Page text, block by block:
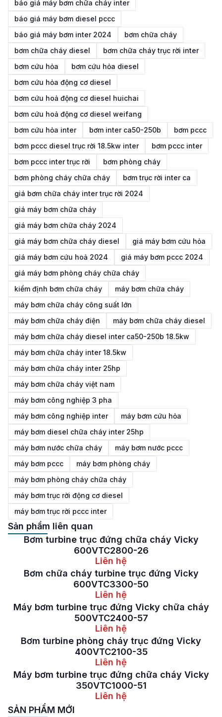
báo giá máy bơm chữa cháy inter
báo giá máy bơm diesel pccc
báo giá máy bơm inter 2024
bơm chữa cháy
bơm chữa cháy diesel
bơm chữa cháy trục rời inter
bơm cứu hỏa
bơm cứu hỏa diesel
bơm cứu hỏa động cơ diesel
bơm cứu hoả động cơ diesel huichai
bơm cứu hoả động cơ diesel weifang
bơm cứu hỏa inter
bơm inter ca50-250b
bơm pccc
bơm pccc diesel trục rời 18.5kw inter
bơm pccc inter
bơm pccc inter trục rời
bơm phòng cháy
bơm phòng cháy chữa cháy
bơm trục rời inter ca
giá bơm chữa cháy inter trục rời 2024
giá máy bơm chữa cháy
giá máy bơm chữa cháy 2024
giá máy bơm chữa cháy diesel
giá máy bơm cứu hỏa
giá máy bơm cứu hoả 2024
giá máy bơm pccc 2024
giá máy bơm phòng cháy chữa cháy
kiểm định bơm chữa cháy
máy bơm chữa cháy
máy bơm chữa cháy công suất lớn
máy bơm chữa cháy điện
máy bơm chữa cháy diesel
máy bơm chữa cháy diesel inter ca50-250b 18.5kw
máy bơm chữa cháy inter 18.5kw
máy bơm chữa cháy inter 25hp
máy bơm chữa cháy việt nam
máy bơm công nghiệp 3 pha
máy bơm công nghiệp inter
máy bơm cứu hỏa
máy bơm diesel chữa cháy inter 25hp
máy bơm nước chữa cháy
máy bơm nước pccc
máy bơm pccc
máy bơm phòng cháy
máy bơm phòng cháy chữa cháy
máy bơm trục rời động cơ diesel
máy bơm trục rời pccc inter
Sản phẩm liên quan
Bơm turbine trục đứng chữa cháy Vicky
600VTC2800-26
Liên hệ
Bơm chữa cháy turbine trục đứng Vicky
600VTC3300-50
Liên hệ
Máy bơm turbine trục đứng Vicky chữa cháy
500VTC2400-57
Liên hệ
Bơm turbine phòng cháy trục đứng Vicky
400VTC2100-35
Liên hệ
Máy bơm turbine trục đứng chữa cháy Vicky
350VTC1000-51
Liên hệ
SẢN PHẨM MỚI